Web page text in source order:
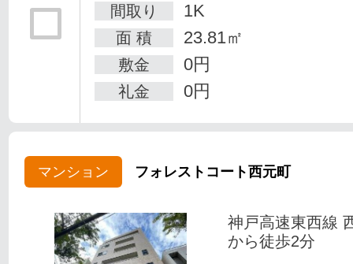
間取り
1K
面 積 23.81㎡
敷金 0円
礼金 0円
マンション フォレストコート西元町
神戸高速東西線
から徒歩2分